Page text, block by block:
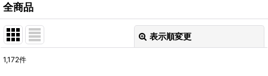
全商品
表示順変更
1,172件